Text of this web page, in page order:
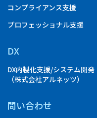
コンプライアンス支援
プロフェッショナル支援
DX
DX内製化支援/システム開発
（株式会社アルネッツ）
問い合わせ